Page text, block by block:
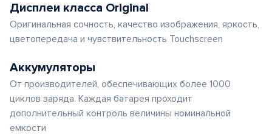
Дисплеи класса Original
Оригинальная сочность, качество изображения, яркость,
цветопередача и чувствительность Touchscreen
Аккумуляторы
От производителей, обеспечивающих более 1000
циклов заряда. Каждая батарея проходит
дополнительный контроль величины номинальной
емкости